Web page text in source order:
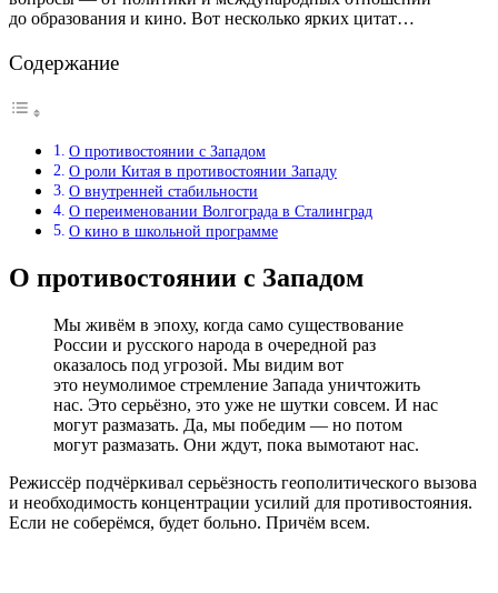
до образования и кино. Вот несколько ярких цитат…
Содержание
О противостоянии с Западом
О роли Китая в противостоянии Западу
О внутренней стабильности
О переименовании Волгограда в Сталинград
О кино в школьной программе
О противостоянии с Западом
Мы живём в эпоху, когда само существование
России и русского народа в очередной раз
оказалось под угрозой. Мы видим вот
это неумолимое стремление Запада уничтожить
нас. Это серьёзно, это уже не шутки совсем. И нас
могут размазать. Да, мы победим — но потом
могут размазать. Они ждут, пока вымотают нас.
Режиссёр подчёркивал серьёзность геополитического вызова
и необходимость концентрации усилий для противостояния.
Если не соберёмся, будет больно. Причём всем.